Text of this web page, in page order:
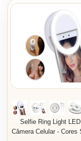
Selfie Ring Light
Câmera Celular - Cores